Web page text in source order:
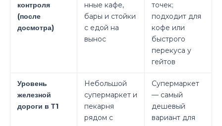
контроля
(после
досмотра)
нные кафе,
бары и стойки
с едой на
вынос
точек;
подходит для
кофе или
быстрого
перекуса у
гейтов
Уровень
железной
дороги в Т1
Небольшой
супермаркет и
пекарня
рядом с
Супермаркет
— самый
дешевый
вариант для